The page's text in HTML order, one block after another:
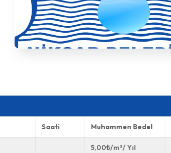
Saati Muhammen Bedel
5,00₺/m²/ Yıl